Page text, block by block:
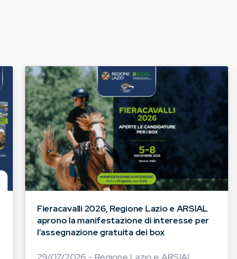
Fieracavalli 2026, Regione Lazio e ARSIAL
aprono la manifestazione di interesse per
l’assegnazione gratuita dei box
29/07/2026 - Regione Lazio e ARSIAL